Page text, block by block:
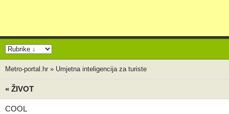
Metro-portal.hr » Umjetna inteligencija za turiste
« ŽIVOT
COOL